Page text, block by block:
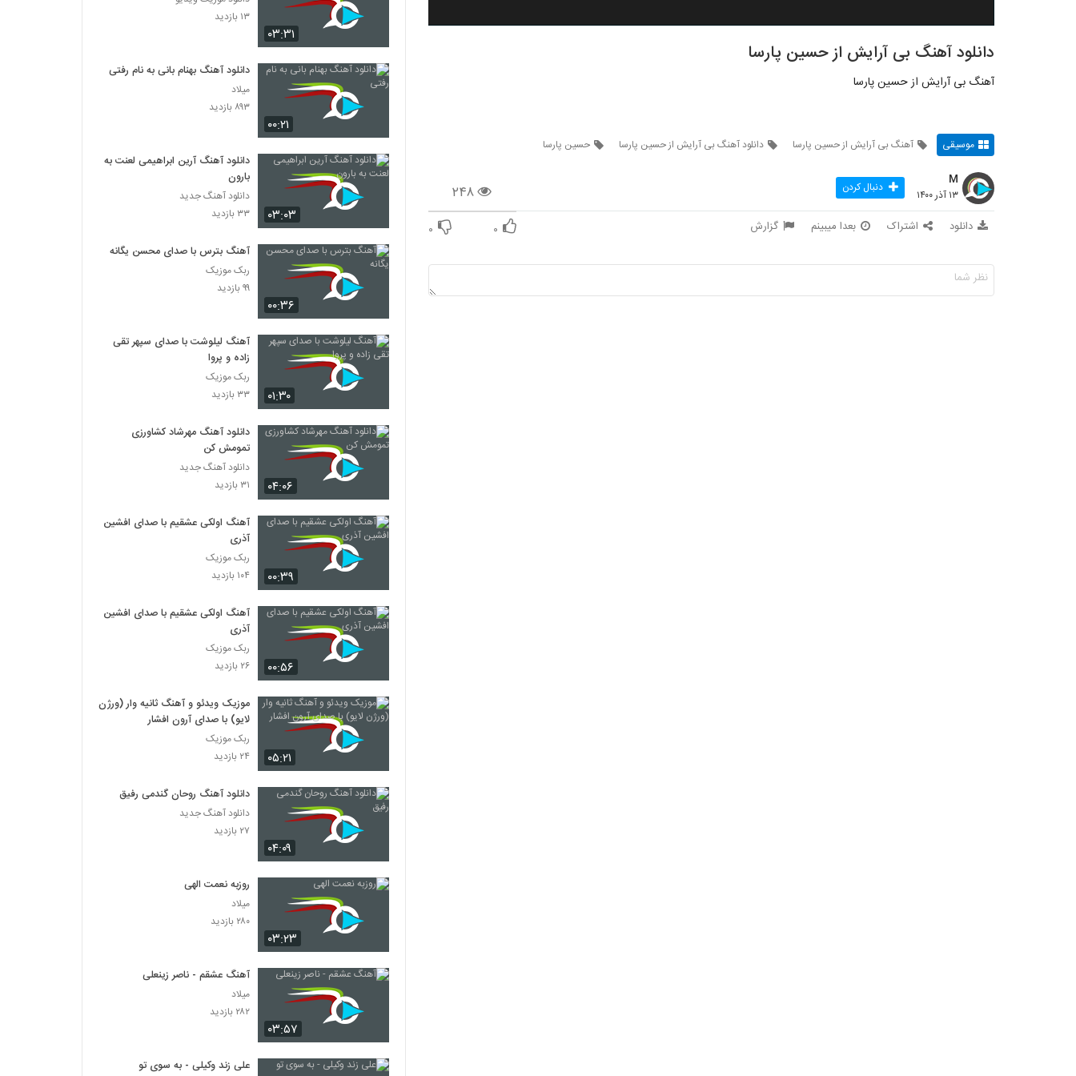
دانلود آهنگ بی آرایش از حسین پارسا
آهنگ بی آرایش از حسین پارسا
موسیقی آهنگ بی آرایش از حسین پارسا دانلود آهنگ بی آرایش از حسین پارسا حسین پارسا
۲۴۸
M
۱۳ آذر ۱۴۰۰ دنبال کردن
دانلود اشتراک بعدا میبینم گزارش ۰ ۰
۰۳:۳۱
۱۳ بازدید
۰۰:۲۱
دانلود آهنگ بهنام بانی به نام رفتی
میلاد
۸۹۳ بازدید
۰۳:۰۳
دانلود آهنگ آرین ابراهیمی لعنت به
بارون
دانلود آهنگ جدید
۳۳ بازدید
۰۰:۳۶
آهنگ بترس با صدای محسن یگانه
ربک موزیک
۹۹ بازدید
۰۱:۳۰
آهنگ لیلوشت با صدای سپهر تقی
زاده و پروا
ربک موزیک
۳۳ بازدید
۰۴:۰۶
دانلود آهنگ مهرشاد کشاورزی
تمومش کن
دانلود آهنگ جدید
۳۱ بازدید
۰۰:۳۹
آهنگ اولکی عشقیم با صدای افشین
آذری
ربک موزیک
۱۰۴ بازدید
۰۰:۵۶
آهنگ اولکی عشقیم با صدای افشین
آذری
ربک موزیک
۲۶ بازدید
۰۵:۲۱
موزیک ویدئو و آهنگ ثانیه وار (ورژن
لایو) با صدای آرون افشار
ربک موزیک
۲۴ بازدید
۰۴:۰۹
دانلود آهنگ روحان گندمی رفیق
دانلود آهنگ جدید
۲۷ بازدید
۰۳:۲۳
روزبه نعمت الهی
میلاد
۲۸۰ بازدید
۰۳:۵۷
آهنگ عشقم - ناصر زینعلی
میلاد
۲۸۲ بازدید
علی زند وکیلی - به سوی تو